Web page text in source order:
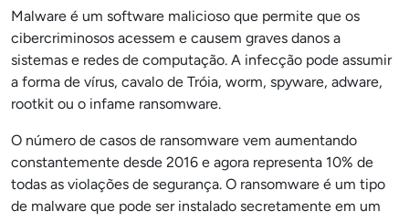
Malware é um software malicioso que permite que os
cibercriminosos acessem e causem graves danos a
sistemas e redes de computação. A infecção pode assumir
a forma de vírus, cavalo de Tróia, worm, spyware, adware,
rootkit ou o infame ransomware.
O número de casos de ransomware vem aumentando
constantemente desde 2016 e agora representa 10% de
todas as violações de segurança. O ransomware é um tipo
de malware que pode ser instalado secretamente em um